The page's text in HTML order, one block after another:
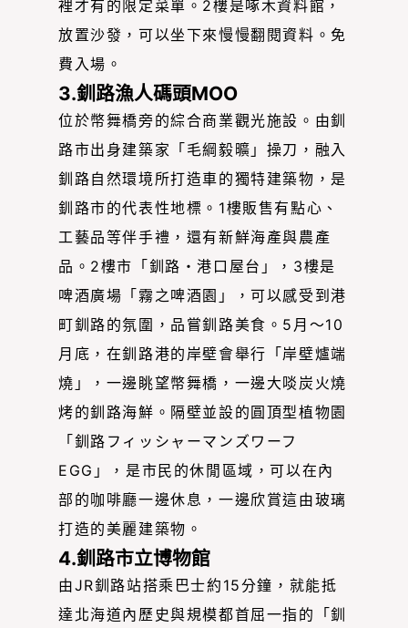
裡才有的限定菜單。2樓是啄木資料館，
放置沙發，可以坐下來慢慢翻閱資料。免
費入場。
3.釧路漁人碼頭MOO
位於幣舞橋旁的綜合商業觀光施設。由釧
路市出身建築家「毛綱毅曠」操刀，融入
釧路自然環境所打造車的獨特建築物，是
釧路市的代表性地標。1樓販售有點心、
工藝品等伴手禮，還有新鮮海產與農產
品。2樓市「釧路・港口屋台」，3樓是
啤酒廣場「霧之啤酒園」，可以感受到港
町釧路的氛圍，品嘗釧路美食。5月〜10
月底，在釧路港的岸壁會舉行「岸壁爐端
燒」，一邊眺望幣舞橋，一邊大啖炭火燒
烤的釧路海鮮。隔壁並設的圓頂型植物園
「釧路フィッシャーマンズワーフ
EGG」，是市民的休閒區域，可以在內
部的咖啡廳一邊休息，一邊欣賞這由玻璃
打造的美麗建築物。
4.釧路市立博物館
由JR釧路站搭乘巴士約15分鐘，就能抵
達北海道內歷史與規模都首屈一指的「釧